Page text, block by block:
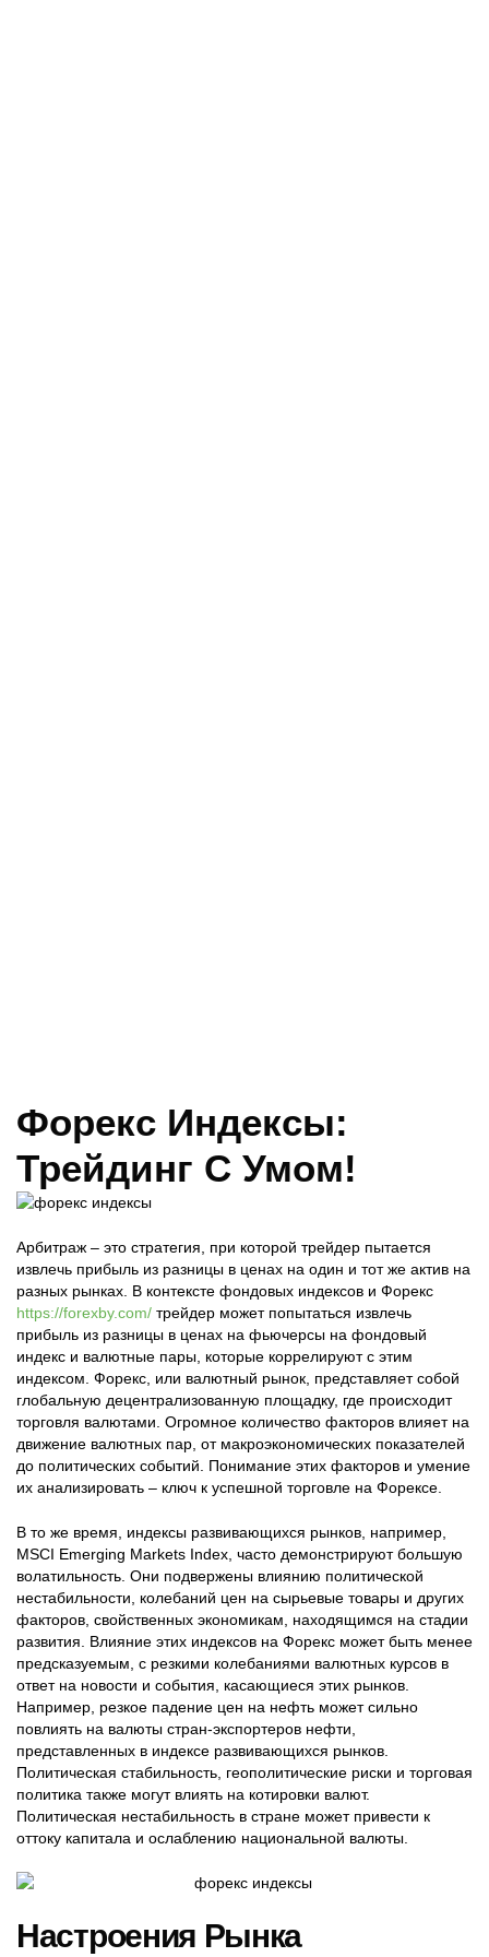
Форекс Индексы:
Трейдинг С Умом!
Арбитраж – это стратегия, при которой трейдер пытается
извлечь прибыль из разницы в ценах на один и тот же актив на
разных рынках. В контексте фондовых индексов и Форекс
https://forexby.com/ трейдер может попытаться извлечь
прибыль из разницы в ценах на фьючерсы на фондовый
индекс и валютные пары, которые коррелируют с этим
индексом. Форекс, или валютный рынок, представляет собой
глобальную децентрализованную площадку, где происходит
торговля валютами. Огромное количество факторов влияет на
движение валютных пар, от макроэкономических показателей
до политических событий. Понимание этих факторов и умение
их анализировать – ключ к успешной торговле на Форексе.
В то же время, индексы развивающихся рынков, например,
MSCI Emerging Markets Index, часто демонстрируют большую
волатильность. Они подвержены влиянию политической
нестабильности, колебаний цен на сырьевые товары и других
факторов, свойственных экономикам, находящимся на стадии
развития. Влияние этих индексов на Форекс может быть менее
предсказуемым, с резкими колебаниями валютных курсов в
ответ на новости и события, касающиеся этих рынков.
Например, резкое падение цен на нефть может сильно
повлиять на валюты стран-экспортеров нефти,
представленных в индексе развивающихся рынков.
Политическая стабильность, геополитические риски и торговая
политика также могут влиять на котировки валют.
Политическая нестабильность в стране может привести к
оттоку капитала и ослаблению национальной валюты.
Настроения Рынка